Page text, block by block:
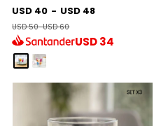
USD 40 - USD 48
USD 50-USD 60
USD34